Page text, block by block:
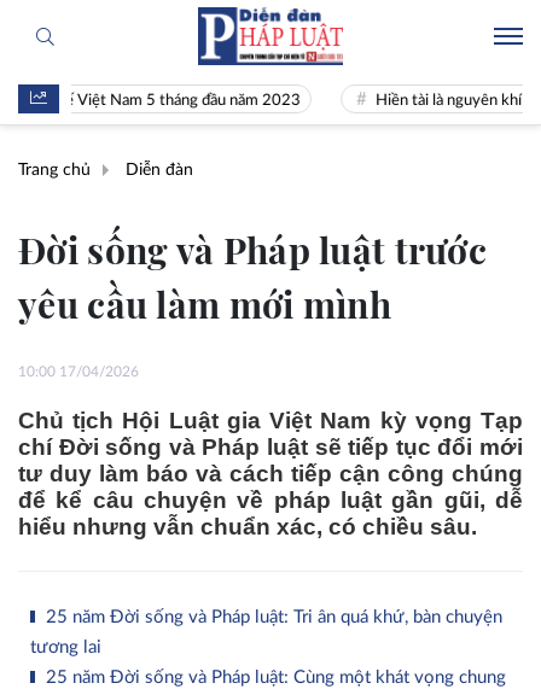
Nam 5 tháng đầu năm 2023 Hiền tài là nguyên khí Quốc gia
Trang chủ Diễn đàn
Đời sống và Pháp luật trước
yêu cầu làm mới mình
10:00 17/04/2026
Chủ tịch Hội Luật gia Việt Nam kỳ vọng Tạp
chí Đời sống và Pháp luật sẽ tiếp tục đổi mới
tư duy làm báo và cách tiếp cận công chúng
để kể câu chuyện về pháp luật gần gũi, dễ
hiểu nhưng vẫn chuẩn xác, có chiều sâu.
25 năm Đời sống và Pháp luật: Tri ân quá khứ, bàn chuyện
tương lai
25 năm Đời sống và Pháp luật: Cùng một khát vọng chung